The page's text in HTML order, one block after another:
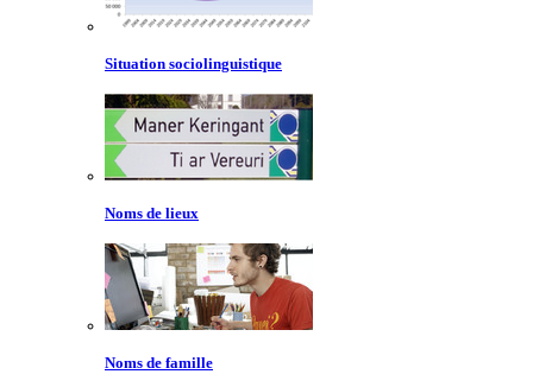
Situation sociolinguistique
Noms de lieux
Noms de famille